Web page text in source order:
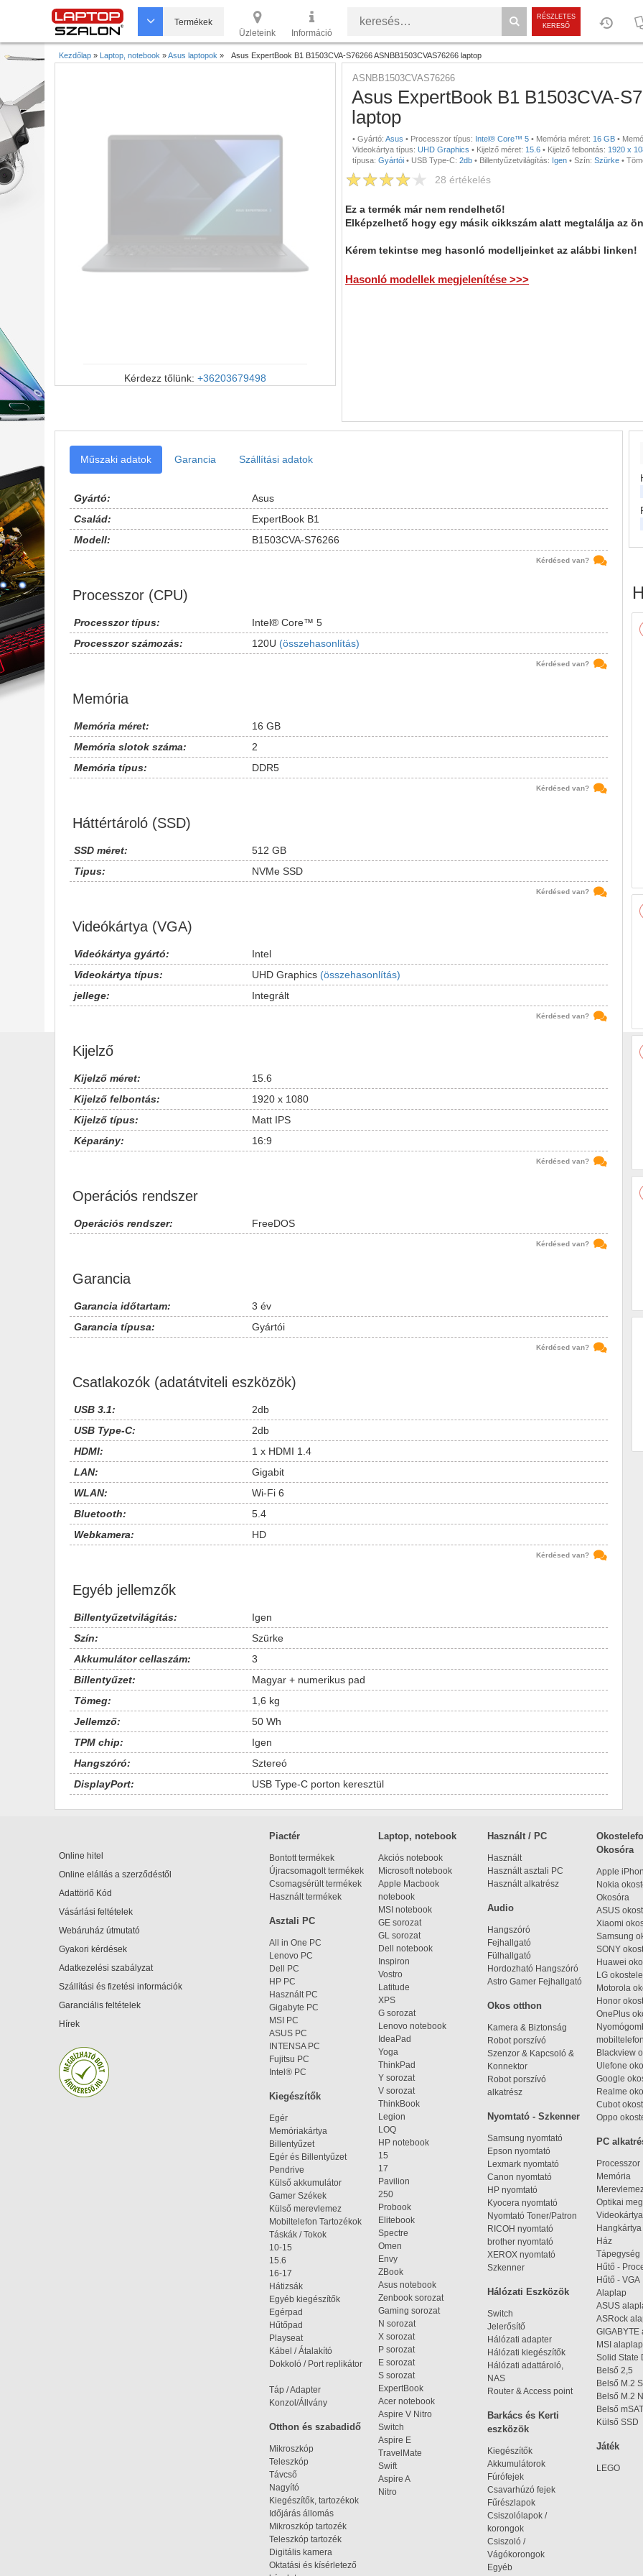
Termékek
Üzleteink
Információ
RÉSZLETES
KERESŐ
Kezdőlap » Laptop, notebook »Asus laptopok » Asus ExpertBook B1 B1503CVA-S76266 ASNBB1503CVAS76266 laptop
Kérdezz tőlünk: +36203679498
ASNBB1503CVAS76266
Asus ExpertBook B1 B1503CVA-
laptop
• Gyártó: Asus • Processzor típus: Intel® Core™ 5 • Memória méret: 16 GB •
Videokártya típus: UHD Graphics • Kijelző méret: 15.6 • Kijelző felbontás: 1920 x
típusa: Gyártói • USB Type-C: 2db • Billentyűzetvilágítás: Igen • Szín: Szürke •
28 értékelés
Ez a termék már nem rendelhető!
Elképzelhető hogy egy másik cikkszám alatt megtalálja az
Kérem tekintse meg hasonló modelljeinket az alábbi linken!
Hasonló modellek megjelenítése >>>
Műszaki adatok Garancia Szállítási adatok
Gyártó:
Asus
Család:
ExpertBook B1
Modell:
B1503CVA-S76266
Kérdésed van?
Processzor (CPU)
Processzor típus:
Intel® Core™ 5
Processzor számozás:
120U (összehasonlítás)
Kérdésed van?
Memória
Memória méret:
16 GB
Memória slotok száma:
2
Memória típus:
DDR5
Kérdésed van?
Háttértároló (SSD)
SSD méret:
512 GB
Tipus:
NVMe SSD
Kérdésed van?
Videókártya (VGA)
Videókártya gyártó:
Intel
Videokártya típus:
UHD Graphics (összehasonlítás)
jellege:
Integrált
Kérdésed van?
Kijelző
Kijelző méret:
15.6
Kijelző felbontás:
1920 x 1080
Kijelző típus:
Matt IPS
Képarány:
16:9
Kérdésed van?
Operációs rendszer
Operációs rendszer: FreeDOS
Kérdésed van?
Garancia
Garancia időtartam:
3 év
Garancia típusa:
Gyártói
Kérdésed van?
Csatlakozók (adatátviteli eszközök)
USB 3.1:
2db
USB Type-C:
2db
HDMI:
1 x HDMI 1.4
LAN:
Gigabit
WLAN:
Wi-Fi 6
Bluetooth:
5.4
Webkamera:
HD
Kérdésed van?
Egyéb jellemzők
Billentyűzetvilágítás:
Igen
Szín:
Szürke
Akkumulátor cellaszám:
3
Billentyűzet:
Magyar + numerikus pad
Tömeg:
1,6 kg
Jellemző:
50 Wh
TPM chip:
Igen
Hangszóró:
Sztereó
DisplayPort:
USB Type-C porton keresztül
Online hitel
Online elállás a szerződéstől
Adattörlő Kód
Vásárlási feltételek
Webáruház útmutató
Gyakori kérdések
Adatkezelési szabályzat
Szállítási és fizetési információk
Garanciális feltételek
Hírek
Piactér
Bontott termékek
Újracsomagolt termékek
Csomagsérült termékek
Használt termékek
Laptop, notebook
Akciós notebook
Microsoft notebook
Apple Macbook
notebook
MSI notebook
GE sorozat
GL sorozat
Dell notebook
Inspiron
Vostro
Latitude
XPS
G sorozat
Lenovo notebook
IdeaPad
Yoga
ThinkPad
Y sorozat
V sorozat
ThinkBook
Legion
LOQ
HP notebook
15
17
Pavilion
250
Probook
Elitebook
Spectre
Omen
Envy
ZBook
Asus notebook
Zenbook sorozat
Gaming sorozat
N sorozat
X sorozat
P sorozat
E sorozat
S sorozat
ExpertBook
Acer notebook
Aspire V Nitro
Switch
Aspire E
TravelMate
Swift
Aspire A
Nitro
Használt / PC
Használt
Használt asztali PC
Használt alkatrész
Okosóra
Apple
Nokia
Okosóra
ASUS
Xiaomi
Samsung
SONY
Huawei
LG
Motorola
Honor
OnePlus
mobiltelefon
Blackview
Ulefone
Google
Realme
Cubot
Oppo
Audio
Hangszóró
Fejhallgató
Fülhallgató
Hordozható Hangszóró
Astro Gamer Fejhallgató
Asztali PC
All in One PC
Lenovo PC
Dell PC
HP PC
Használt PC
Gigabyte PC
MSI PC
ASUS PC
INTENSA PC
Fujitsu PC
Intel® PC
Okos otthon
Kamera & Biztonság
Robot porszívó
Szenzor & Kapcsoló &
Konnektor
Robot porszívó
alkatrész
Kiegészítők
Egér
Memóriakártya
Billentyűzet
Egér és Billentyűzet
Pendrive
Külső akkumulátor
Gamer Székek
Külső merevlemez
Mobiltelefon Tartozékok
Táskák / Tokok
10-15
15.6
16-17
Hátizsák
Egyéb kiegészítők
Egérpad
Hűtőpad
Playseat
Kábel / Átalakító
Dokkoló / Port replikátor
Táp / Adapter
Konzol/Állvány
Nyomtató - Szkenner
Samsung nyomtató
Epson nyomtató
Lexmark nyomtató
Canon nyomtató
HP nyomtató
Kyocera nyomtató
Nyomtató Toner/Patron
RICOH nyomtató
brother nyomtató
XEROX nyomtató
Szkenner
PC
Processzor
Memória
Optikai
Videokártya
Hangkártya
Ház
Tápegység
Hűtő -
Hűtő - VGA
Alaplap
ASUS
ASRock
GIGABYTE
MSI alaplap
Solid State
Belső 2,5
Belső M.2
Belső M.2
Belső
Külső SSD
Hálózati Eszközök
Switch
Jelerősítő
Hálózati adapter
Hálózati kiegészítők
Hálózati adattároló,
NAS
Router & Access point
Barkács és Kerti
eszközök
Kiegészítők
Akkumulátorok
Fúrófejek
Csavarhúzó fejek
Fűrészlapok
Csiszolólapok /
korongok
Csiszoló /
Vágókorongok
Egyéb
Otthon és szabadidő
Mikroszkóp
Teleszkóp
Távcső
Nagyító
Kiegészítők, tartozékok
Időjárás állomás
Mikroszkóp tartozék
Teleszkóp tartozék
Digitális kamera
Oktatási és kísérletező
Játék
LEGO